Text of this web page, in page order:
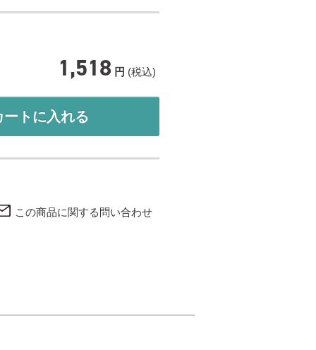
1,518 円 (税込)
ートに入れる
この商品に関する問い合わせ